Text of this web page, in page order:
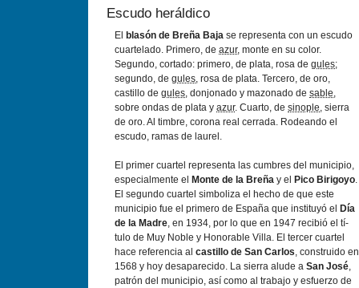
Escudo heráldico
El blasón de Breña Baja se representa con un escudo
cuartelado. Primero, de azur, monte en su color.
Segundo, cortado: primero, de plata, rosa de gules;
segundo, de gules, rosa de plata. Tercero, de oro,
castillo de gules, donjonado y mazonado de sable,
sobre ondas de plata y azur. Cuarto, de sinople, sierra
de oro. Al timbre, corona real cerrada. Rodeando el
escudo, ramas de laurel.
El primer cuartel representa las cumbres del municipio,
especialmente el
Monte de la Breña y el Pico Birigoyo.
El segundo cuartel simboliza el hecho de que este
municipio fue el primero de España que instituyó el
Dí­a
de la Madre, en 1934, por lo que en 1947 recibió el tí­
tulo de Muy Noble y Honorable Villa. El tercer cuartel
hace referencia al castillo de San Carlos, construido en
1568 y hoy desaparecido. La sierra alude a San José,
patrón del municipio, así­ como al trabajo y esfuerzo de